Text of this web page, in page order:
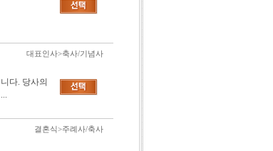
대표인사>축사/기념사
다. 당사의
결혼식>주례사/축사